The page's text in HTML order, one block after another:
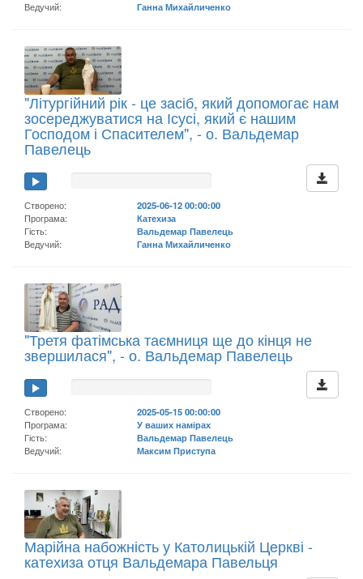
Ведучий:
Ганна Михайличенко
"Літургійний рік - це засіб, який допомогає нам
зосереджуватися на Ісусі, який є нашим
Господом і Спасителем", - о. Вальдемар
Павелець
Створено:
2025-06-12 00:00:00
Програма:
Катехиза
Гість:
Вальдемар Павелець
Ведучий:
Ганна Михайличенко
"Третя фатімська таємниця ще до кінця не
звершилася", - о. Вальдемар Павелець
Створено:
2025-05-15 00:00:00
Програма:
У ваших намірах
Гість:
Вальдемар Павелець
Ведучий:
Максим Приступа
Марійна набожність у Католицькій Церкві -
катехиза отця Вальдемара Павельця